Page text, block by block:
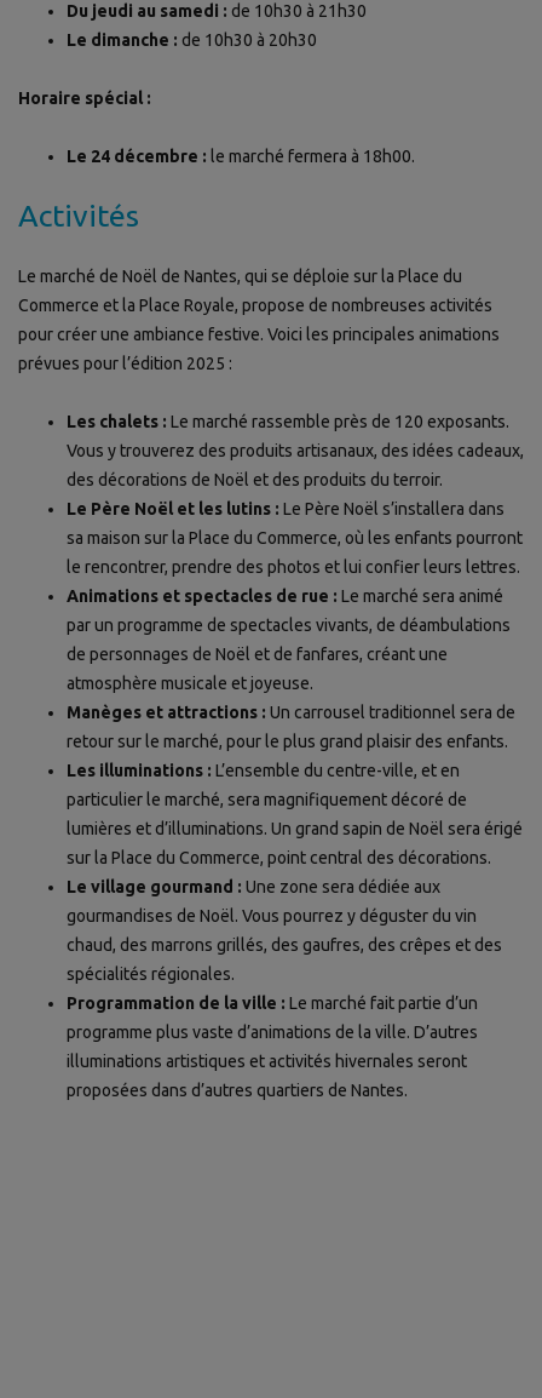
Du jeudi au samedi : de 10h30 à 21h30
Le dimanche : de 10h30 à 20h30
Horaire spécial :
Le 24 décembre : le marché fermera à 18h00.
Activités
Le marché de Noël de Nantes, qui se déploie sur la Place du
Commerce et la Place Royale, propose de nombreuses activités
pour créer une ambiance festive. Voici les principales animations
prévues pour l’édition 2025 :
Les chalets : Le marché rassemble près de 120 exposants.
Vous y trouverez des produits artisanaux, des idées cadeaux,
des décorations de Noël et des produits du terroir.
Le Père Noël et les lutins : Le Père Noël s’installera dans
sa maison sur la Place du Commerce, où les enfants pourront
le rencontrer, prendre des photos et lui confier leurs lettres.
Animations et spectacles de rue : Le marché sera animé
par un programme de spectacles vivants, de déambulations
de personnages de Noël et de fanfares, créant une
atmosphère musicale et joyeuse.
Manèges et attractions : Un carrousel traditionnel sera de
retour sur le marché, pour le plus grand plaisir des enfants.
Les illuminations : L’ensemble du centre-ville, et en
particulier le marché, sera magnifiquement décoré de
lumières et d’illuminations. Un grand sapin de Noël sera érigé
sur la Place du Commerce, point central des décorations.
Le village gourmand : Une zone sera dédiée aux
gourmandises de Noël. Vous pourrez y déguster du vin
chaud, des marrons grillés, des gaufres, des crêpes et des
spécialités régionales.
Programmation de la ville : Le marché fait partie d’un
programme plus vaste d’animations de la ville. D’autres
illuminations artistiques et activités hivernales seront
proposées dans d’autres quartiers de Nantes.